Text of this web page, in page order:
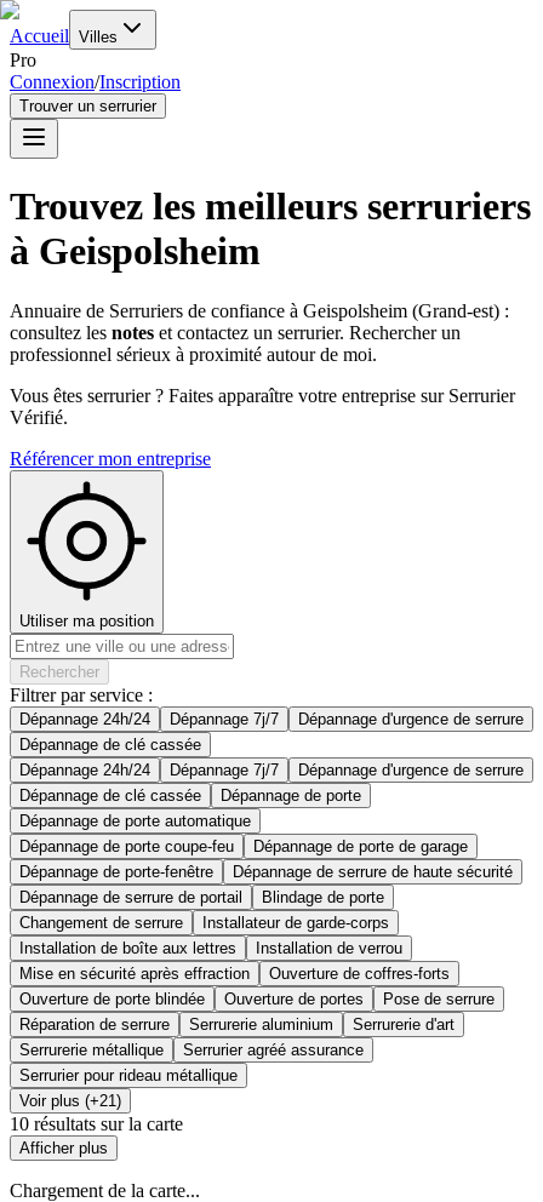
Accueil Villes
Pro
Connexion/Inscription
Trouver un serrurier
Trouvez les meilleurs serruriers
à Geispolsheim
Annuaire de Serruriers de confiance à Geispolsheim (Grand-est) :
consultez les notes et contactez un serrurier. Rechercher un
professionnel sérieux à proximité autour de moi.
Vous êtes serrurier ? Faites apparaître votre entreprise sur Serrurier
Vérifié.
Référencer mon entreprise
Utiliser ma position
Rechercher
Filtrer par service :
Dépannage 24h/24 Dépannage 7j/7
Dépannage d'urgence de serrure
Dépannage de clé cassée
Dépannage 24h/24
Dépannage 7j/7
Dépannage d'urgence de serrure
Dépannage de clé cassée
Dépannage de porte
Dépannage de porte automatique
Dépannage de porte coupe-feu
Dépannage de porte de garage
Dépannage de porte-fenêtre
Dépannage de serrure de haute sécurité
Dépannage de serrure de portail
Blindage de porte
Changement de serrure
Installateur de garde-corps
Installation de boîte aux lettres
Installation de verrou
Mise en sécurité après effraction
Ouverture de coffres-forts
Ouverture de porte blindée
Ouverture de portes
Pose de serrure
Réparation de serrure
Serrurerie aluminium
Serrurerie d'art
Serrurerie métallique
Serrurier agréé assurance
Serrurier pour rideau métallique
Voir plus (+21)
10 résultats sur la carte
Afficher plus
Chargement de la carte...